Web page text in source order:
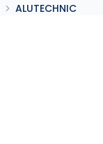
ALUTECHNIC